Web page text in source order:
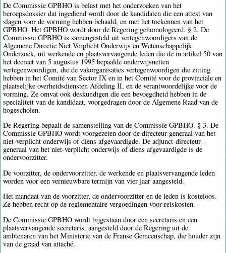
De Commissie GPBHO is belast met het onderzoeken van het
beroepsdossier dat ingediend wordt door de kandidaten die een attest van
slagen voor de vorming hebben behaald, en met het toekennen van het
GPBHO. Het GPBHO wordt door de Regering gehomologeerd. § 2. De
Commissie GPBHO is samengesteld uit vertegenwoordigers van de
Algemene Directie Niet Verplicht Onderwijs en Wetenschappelijk
Onderzoek, uit werkende en plaatsvervangende leden die de in artikel 50 van
het decreet van 5 augustus 1995 bepaalde onderwijsnetten
vertegenwoordigen, die de vakorganisaties vertegenwoordigen die zitting
hebben in het Comité van Sector IX en in het Comité voor de provinciale en
plaatselijke overheidsdiensten Afdeling II, en de verantwoordelijke voor de
vorming. Ze omvat ook deskundigen die een bevoegdheid hebben in de
specialiteit van de kandidaat, voorgedragen door de Algemene Raad van de
hogescholen.
De Regering bepaalt de samenstelling van de Commissie GPBHO. § 3. De
Commissie GPBHO wordt voorgezeten door de directeur-generaal van het
niet-verplicht onderwijs of diens afgevaardigde. De adjunct-directeur-
generaal van het niet-verplicht onderwijs of diens afgevaardigde is de
ondervoorzitter.
De voorzitter, de ondervoorzitter, de werkende en plaatsvervangende leden
worden voor een vernieuwbare termijn van vier jaar aangesteld.
Het mandaat van de voorzitter, de ondervoorzitter en de leden is kosteloos.
Ze hebben recht op de reglementaire vergoedingen voor reiskosten.
De Commissie GPBHO wordt bijgestaan door een secretaris en een
plaatsvervangende secretaris, aangesteld door de Regering uit de
ambtenaren van het Ministerie van de Franse Gemeenschap, die houder zijn
van de graad van attaché.